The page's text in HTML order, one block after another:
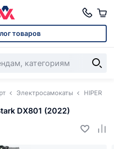
товаров
Электросамокаты HIPER
DX801 (2022)